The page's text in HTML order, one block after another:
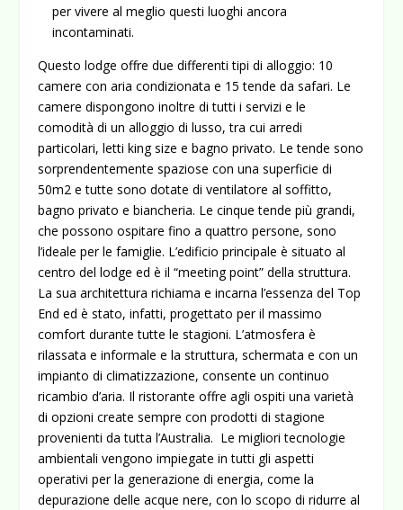
per vivere al meglio questi luoghi ancora
incontaminati.
Questo lodge offre due differenti tipi di alloggio: 10
camere con aria condizionata e 15 tende da safari. Le
camere dispongono inoltre di tutti i servizi e le
comodità di un alloggio di lusso, tra cui arredi
particolari, letti king size e bagno privato. Le tende sono
sorprendentemente spaziose con una superficie di
50m2 e tutte sono dotate di ventilatore al soffitto,
bagno privato e biancheria. Le cinque tende più grandi,
che possono ospitare fino a quattro persone, sono
l’ideale per le famiglie. L’edificio principale è situato al
centro del lodge ed è il “meeting point” della struttura.
La sua architettura richiama e incarna l’essenza del Top
End ed è stato, infatti, progettato per il massimo
comfort durante tutte le stagioni. L’atmosfera è
rilassata e informale e la struttura, schermata e con un
impianto di climatizzazione, consente un continuo
ricambio d’aria. Il ristorante offre agli ospiti una varietà
di opzioni create sempre con prodotti di stagione
provenienti da tutta l’Australia. Le migliori tecnologie
ambientali vengono impiegate in tutti gli aspetti
operativi per la generazione di energia, come la
depurazione delle acque nere, con lo scopo di ridurre al